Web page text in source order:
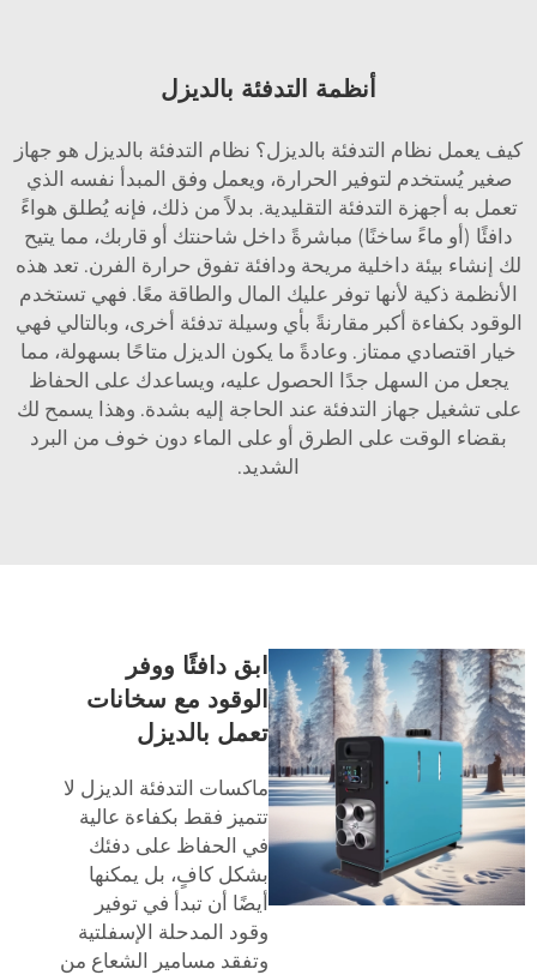
أنظمة التدفئة بالديزل
كيف يعمل نظام التدفئة بالديزل؟ نظام التدفئة بالديزل هو جهاز
صغير يُستخدم لتوفير الحرارة، ويعمل وفق المبدأ نفسه الذي
تعمل به أجهزة التدفئة التقليدية. بدلاً من ذلك، فإنه يُطلق هواءً
دافئًا (أو ماءً ساخنًا) مباشرةً داخل شاحنتك أو قاربك، مما يتيح
لك إنشاء بيئة داخلية مريحة ودافئة تفوق حرارة الفرن. تعد هذه
الأنظمة ذكية لأنها توفر عليك المال والطاقة معًا. فهي تستخدم
الوقود بكفاءة أكبر مقارنةً بأي وسيلة تدفئة أخرى، وبالتالي فهي
خيار اقتصادي ممتاز. وعادةً ما يكون الديزل متاحًا بسهولة، مما
يجعل من السهل جدًا الحصول عليه، ويساعدك على الحفاظ
على تشغيل جهاز التدفئة عند الحاجة إليه بشدة. وهذا يسمح لك
بقضاء الوقت على الطرق أو على الماء دون خوف من البرد
الشديد.
ابق دافئًا ووفر
الوقود مع سخانات
تعمل بالديزل
ماكسات التدفئة الديزل لا
تتميز فقط بكفاءة عالية
في الحفاظ على دفئك
بشكل كافٍ، بل يمكنها
أيضًا أن تبدأ في توفير
وقود المدحلة الإسفلتية
وتفقد مسامير الشعاع من